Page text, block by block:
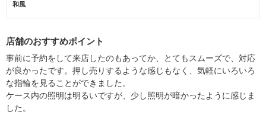
和風
店舗のおすすめポイント
事前に予約をして来店したのもあってか、とてもスムーズで、対応
が良かったです。押し売りするような感じもなく、気軽にいろいろ
な指輪を見ることができました。
ケース内の照明は明るいですが、少し照明が暗かったように感じま
した。